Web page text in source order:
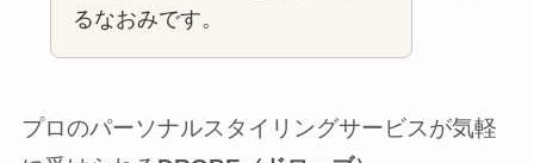
るなおみです。
プロのパーソナルスタイリングサービスが気軽